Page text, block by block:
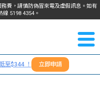
費，請慎防偽冒來電及虛假訊息。如有
線 5198 4354。
們
＋
至$344 ！ 立即申請